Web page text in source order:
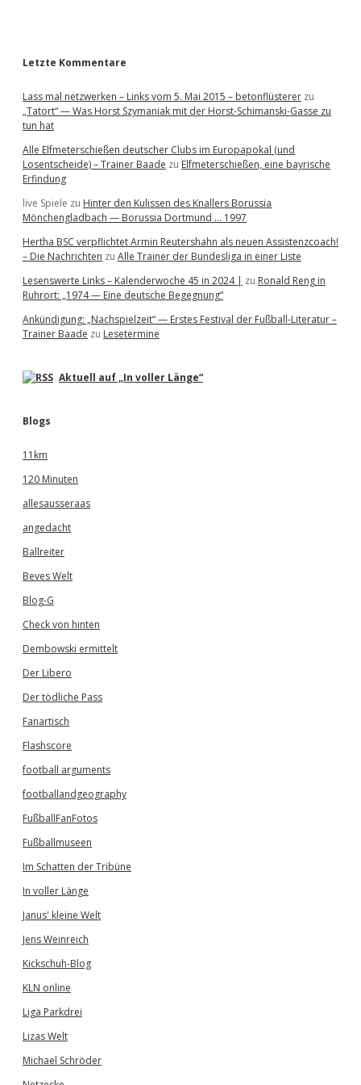
Letzte Kommentare
Lass mal netzwerken – Links vom 5. Mai 2015 – betonflüsterer zu
„Tatort“ — Was Horst Szymaniak mit der Horst-Schimanski-Gasse zu
tun hat
Alle Elfmeterschießen deutscher Clubs im Europapokal (und
Losentscheide) – Trainer Baade zu Elfmeterschießen, eine bayrische
Erfindung
live Spiele zu Hinter den Kulissen des Knallers Borussia
Mönchengladbach — Borussia Dortmund … 1997
Hertha BSC verpflichtet Armin Reutershahn als neuen Assistenzcoach!
– Die Nachrichten zu Alle Trainer der Bundesliga in einer Liste
Lesenswerte Links – Kalenderwoche 45 in 2024 | zu Ronald Reng in
Ruhrort: „1974 — Eine deutsche Begegnung“
Ankündigung: „Nachspielzeit“ — Erstes Festival der Fußball-Literatur –
Trainer Baade zu Lesetermine
Aktuell auf „In voller Länge“
Blogs
11km
120 Minuten
allesausseraas
angedacht
Ballreiter
Beves Welt
Blog-G
Check von hinten
Dembowski ermittelt
Der Libero
Der tödliche Pass
Fanartisch
Flashscore
football arguments
footballandgeography
FußballFanFotos
Fußballmuseen
Im Schatten der Tribüne
In voller Länge
Janus' kleine Welt
Jens Weinreich
Kickschuh-Blog
KLN online
Liga Parkdrei
Lizas Welt
Michael Schröder